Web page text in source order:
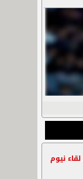
نيوم